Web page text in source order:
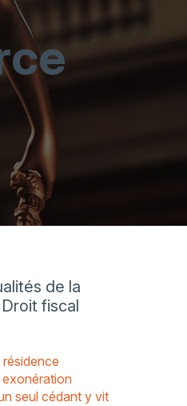
de la
fiscal
exonération
seul cédant y vit